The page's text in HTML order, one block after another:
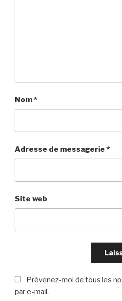
Nom*
Adresse de messagerie *
Site web
Prévenez-moi de tous les
par e-mail.